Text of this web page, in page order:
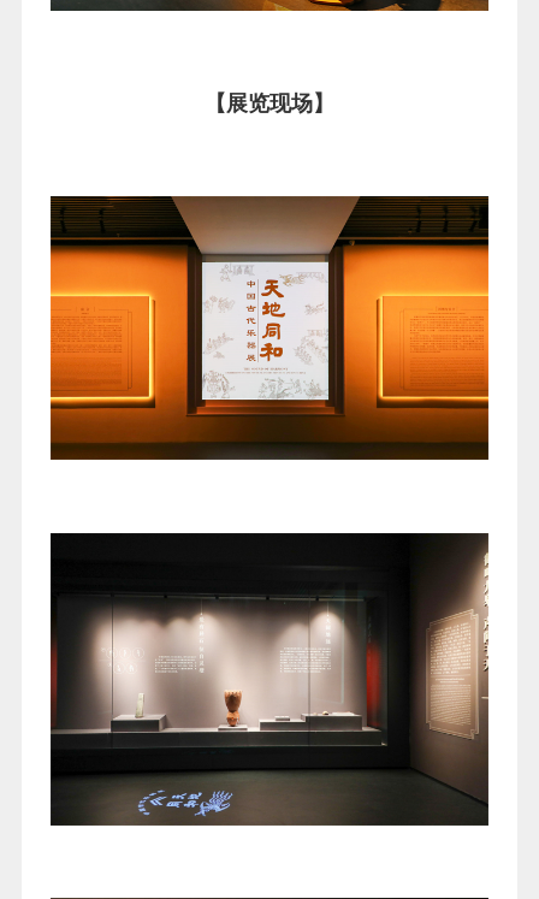
【展览现场】